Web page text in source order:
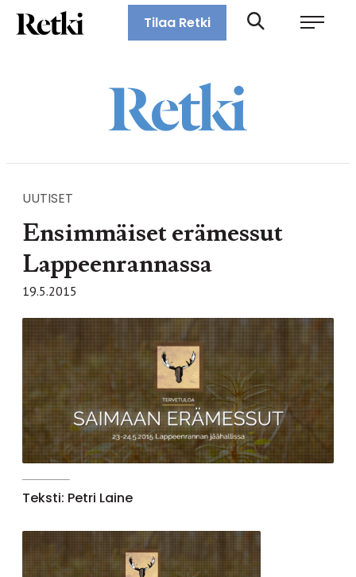
Siirry
suoraan
Retki-lehti
Tilaa Retki
UUTISET
Ensimmäiset erämessut
Lappeenrannassa
19.5.2015
Teksti: Petri Laine